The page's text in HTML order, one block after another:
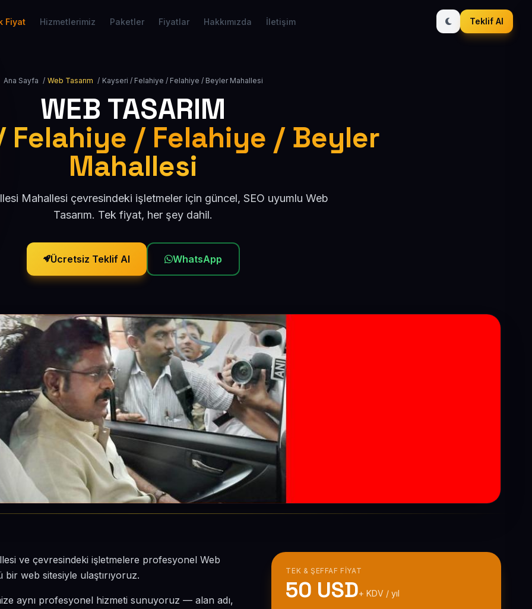
Fiyat Hizmetlerimiz Paketler Fiyatlar Hakkımızda İletişim Teklif Al
Ana Sayfa / Web Tasarım / Kayseri / Felahiye / Felahiye / Beyler Mahallesi
WEB TASARIM
Felahiye / Felahiye / Beyler
Mahallesi
Mahallesi çevresindeki işletmeler için güncel, SEO uyumlu Web
Tasarım. Tek fiyat, her şey dahil.
Ücretsiz Teklif Al WhatsApp
ve çevresindeki işletmelere profesyonel Web
web sitesiyle ulaştırıyoruz.
aynı profesyonel hizmeti sunuyoruz — alan adı,
TEK & ŞEFFAF FIYAT
50 USD+ KDV / yıl